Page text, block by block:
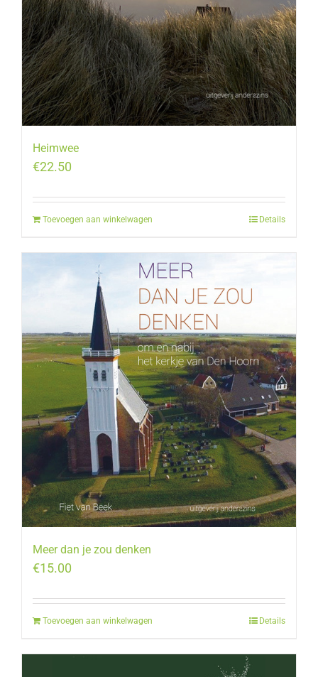
Heimwee
€22.50
Toevoegen aan winkelwagen Details
Meer dan je zou denken
€15.00
Toevoegen aan winkelwagen Details